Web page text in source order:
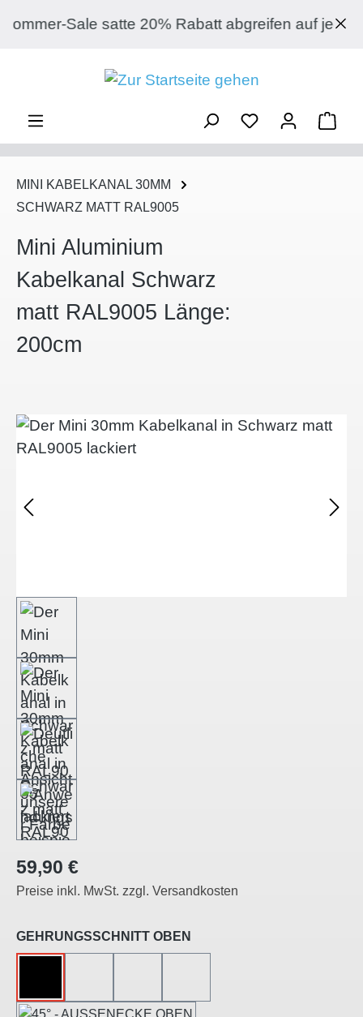
Zum Hauptinhalt springen
Sale satte 20% Rabatt abgreifen auf jeden
MINI KABELKANAL 30MM
SCHWARZ MATT RAL9005
Mini Aluminium
Kabelkanal Schwarz
matt RAL9005 Länge:
200cm
Bildergalerie überspringen
Regulärer Preis:
59,90 €
Preise inkl. MwSt. zzgl. Versandkosten
GEHRUNGSSCHNITT OBEN